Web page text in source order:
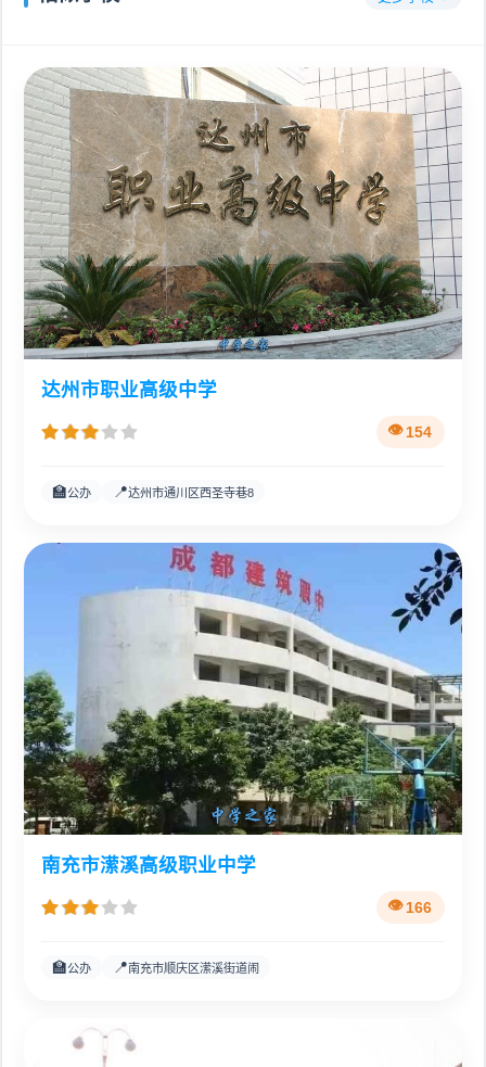
达州市职业高级中学
154
🏫公办 📍达州市通川区西圣寺巷8
南充市潆溪高级职业中学
166
🏫公办 📍南充市顺庆区潆溪街道闹